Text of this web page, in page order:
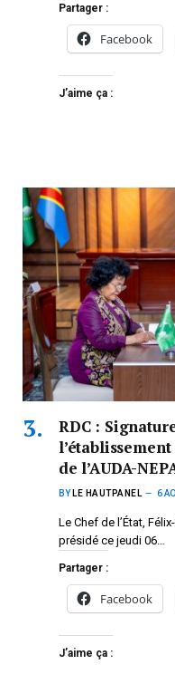
Partager :
Facebook
J’aime ça :
RDC :
de l’AUDA-
BY LE HAUTPANEL 6
Le Chef de l’État,
présidé ce jeudi 06…
Partager :
Facebook
J’aime ça :